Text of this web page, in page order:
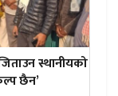
स्थानीयको
छैन’